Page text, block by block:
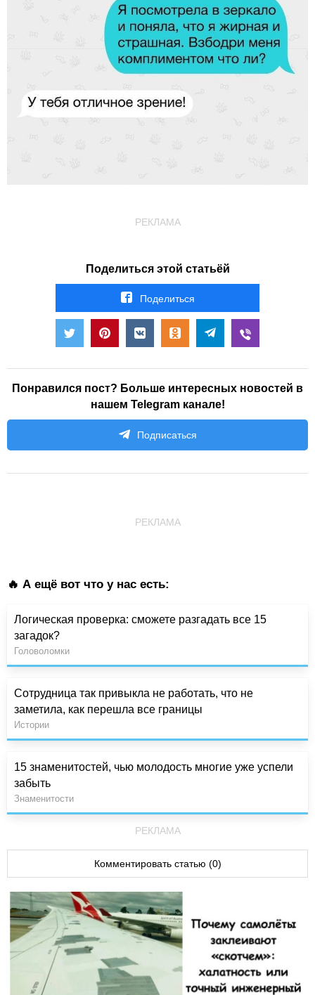
РЕКЛАМА
Поделиться этой статьёй
Поделиться
Понравился пост? Больше интересных новостей в
нашем Telegram канале!
Подписаться
РЕКЛАМА
🔥 А ещё вот что у нас есть:
Логическая проверка: сможете разгадать все 15
загадок?
Головоломки
Сотрудница так привыкла не работать, что не
заметила, как перешла все границы
Истории
15 знаменитостей, чью молодость многие уже успели
забыть
Знаменитости
РЕКЛАМА
Комментировать статью (0)